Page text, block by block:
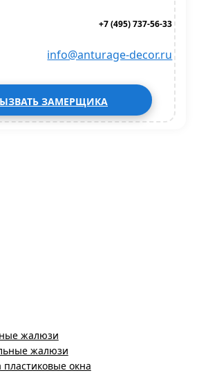
+7 (495) 737-56-33
info@anturage-decor.ru
ЗАМЕРЩИКА
жалюзи
жалюзи
окна